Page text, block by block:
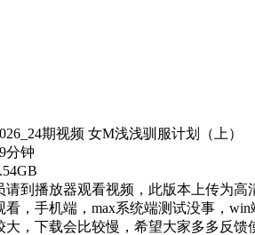
期视频 女M浅浅驯服计划（上）
分钟
请到播放器观看视频，此版本上传为
看，手机端，max系统端测试没事，
大，下载会比较慢，希望大家多多反